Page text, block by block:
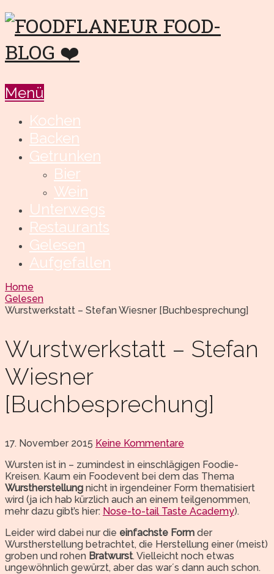
Menü
Kochen
Backen
Getrunken
Bier
Wein
Unterwegs
Restaurants
Gelesen
Aufgefallen
Home
Gelesen
Wurstwerkstatt – Stefan Wiesner [Buchbesprechung]
Wurstwerkstatt – Stefan
Wiesner
[Buchbesprechung]
17. November 2015 Keine Kommentare
Wursten ist in – zumindest in einschlägigen Foodie-
Kreisen. Kaum ein Foodevent bei dem das Thema
Wurstherstellung nicht in irgendeiner Form thematisiert
wird (ja ich hab kürzlich auch an einem teilgenommen,
mehr dazu gibt’s hier: Nose-to-tail Taste Academy).
Leider wird dabei nur die einfachste Form der
Wurstherstellung betrachtet, die Herstellung einer (meist)
groben und rohen Bratwurst. Vielleicht noch etwas
ungewöhnlich gewürzt, aber das war´s dann auch schon.